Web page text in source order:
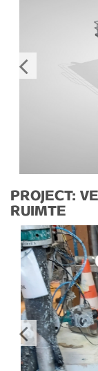
PROJECT:
RUIMTE